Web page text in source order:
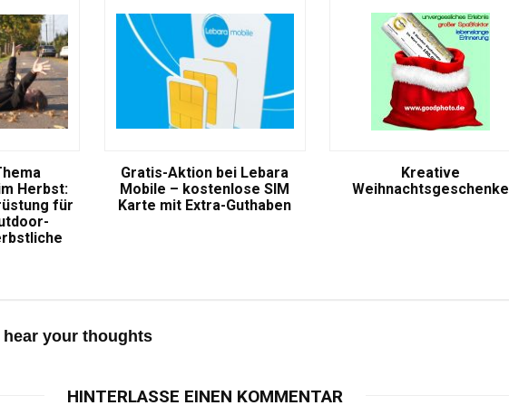
Herbst:
für
Gratis-Aktion bei Lebara
Mobile – kostenlose SIM
Karte mit Extra-Guthaben
Kreative
Weihnachtsgeschenke
your thoughts
HINTERLASSE EINEN KOMMENTAR